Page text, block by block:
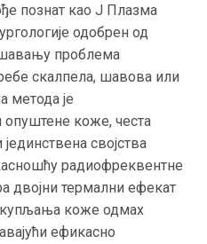
познат као J Плазма
одобрен од
проблема
скалпела, шавова или
метода је
коже, честа
својства
радиофреквентне
двојни термални ефекат
коже одмах
ефикасно